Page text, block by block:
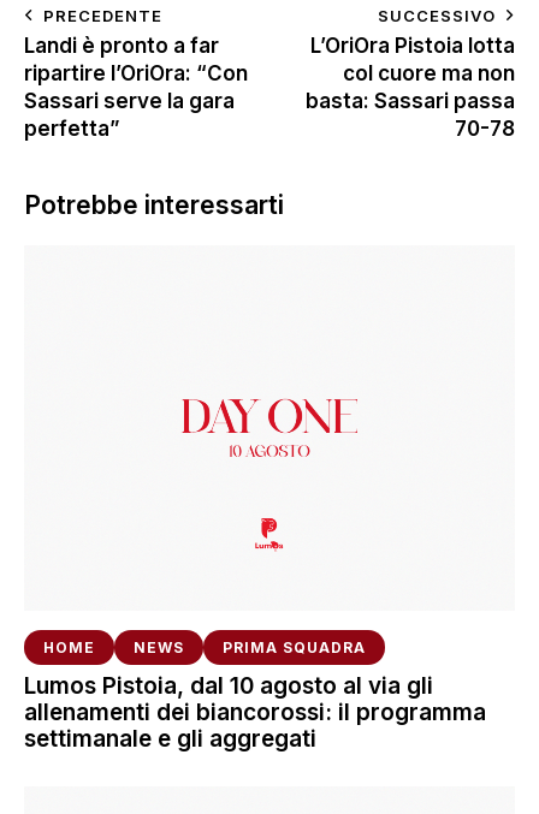
PRECEDENTE
Landi è pronto a far
ripartire l’OriOra: “Con
Sassari serve la gara
perfetta”
SUCCESSIVO
L’OriOra Pistoia lotta
col cuore ma non
basta: Sassari passa
70-78
Potrebbe interessarti
HOME NEWS PRIMA SQUADRA
Lumos Pistoia, dal 10 agosto al via gli
allenamenti dei biancorossi: il programma
settimanale e gli aggregati